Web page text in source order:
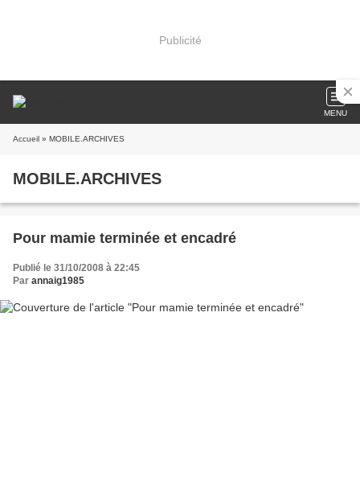
Publicité
MENU
Accueil » MOBILE.ARCHIVES
MOBILE.ARCHIVES
Pour mamie terminée et encadré
Publié le 31/10/2008 à 22:45
Par annaig1985